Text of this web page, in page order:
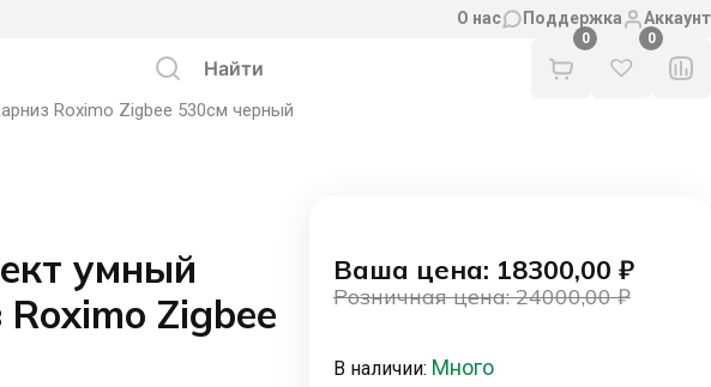
О нас Поддержка Аккаунт
0
Roximo Zigbee 530см черный
умный
Zigbee
Розничная цена: 24000,00₽
составляла
Ваша цена: 18300,00 ₽
18300,00 ₽.
В наличии: Много